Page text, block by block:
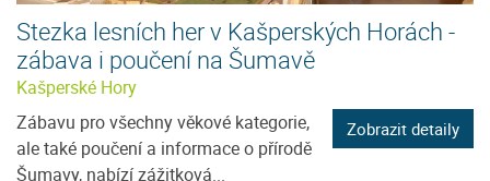
Stezka lesních her v Kašperských Horách -
zábava i poučení na Šumavě
Kašperské Hory
Zábavu pro všechny věkové kategorie,
ale také poučení a informace o přírodě
Šumavy, nabízí zážitková...
Zobrazit detaily